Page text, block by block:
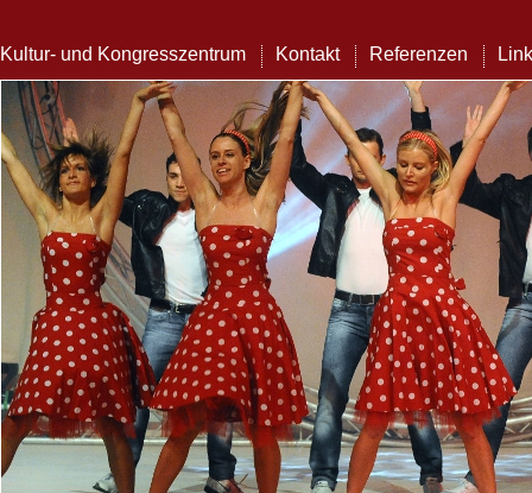
Kultur- und Kongresszentrum Kontakt Referenzen